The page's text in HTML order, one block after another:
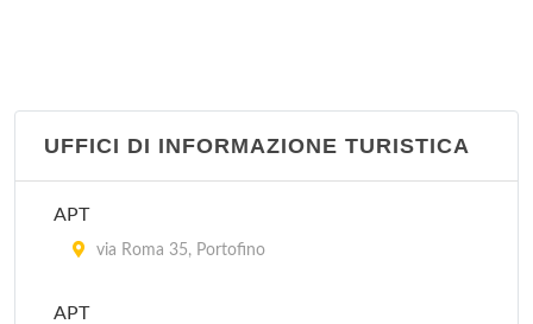
UFFICI DI INFORMAZIONE TURISTICA
APT
via Roma 35, Portofino
APT